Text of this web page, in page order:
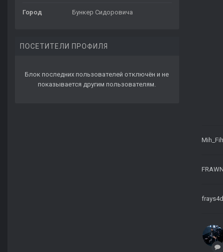
Город Бункер Сидоровича
ПОСЕТИТЕЛИ ПРОФИЛЯ
Блок последних пользователей отключён и не
показывается другим пользователям.
Mih_Fih
frays4d